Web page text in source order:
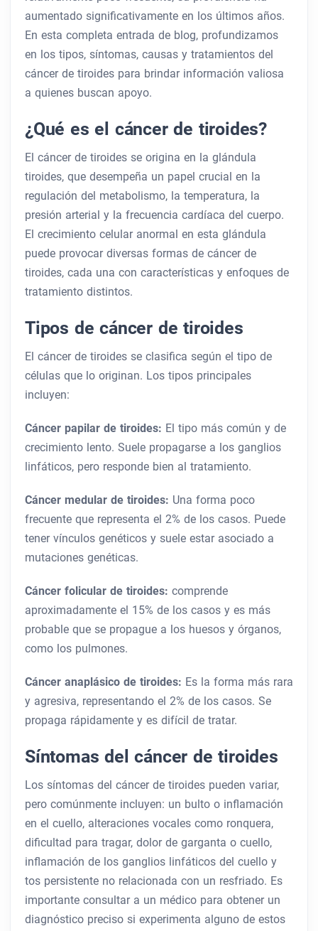
aumentado significativamente en los últimos años.
En esta completa entrada de blog, profundizamos
en los tipos, síntomas, causas y tratamientos del
cáncer de tiroides para brindar información valiosa
a quienes buscan apoyo.
¿Qué es el cáncer de tiroides?
El cáncer de tiroides se origina en la glándula
tiroides, que desempeña un papel crucial en la
regulación del metabolismo, la temperatura, la
presión arterial y la frecuencia cardíaca del cuerpo.
El crecimiento celular anormal en esta glándula
puede provocar diversas formas de cáncer de
tiroides, cada una con características y enfoques de
tratamiento distintos.
Tipos de cáncer de tiroides
El cáncer de tiroides se clasifica según el tipo de
células que lo originan. Los tipos principales
incluyen:
Cáncer papilar de tiroides: El tipo más común y de
crecimiento lento. Suele propagarse a los ganglios
linfáticos, pero responde bien al tratamiento.
Cáncer medular de tiroides: Una forma poco
frecuente que representa el 2% de los casos. Puede
tener vínculos genéticos y suele estar asociado a
mutaciones genéticas.
Cáncer folicular de tiroides: comprende
aproximadamente el 15% de los casos y es más
probable que se propague a los huesos y órganos,
como los pulmones.
Cáncer anaplásico de tiroides: Es la forma más rara
y agresiva, representando el 2% de los casos. Se
propaga rápidamente y es difícil de tratar.
Síntomas del cáncer de tiroides
Los síntomas del cáncer de tiroides pueden variar,
pero comúnmente incluyen: un bulto o inflamación
en el cuello, alteraciones vocales como ronquera,
dificultad para tragar, dolor de garganta o cuello,
inflamación de los ganglios linfáticos del cuello y
tos persistente no relacionada con un resfriado. Es
importante consultar a un médico para obtener un
diagnóstico preciso si experimenta alguno de estos